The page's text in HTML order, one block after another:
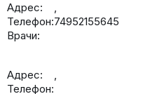
Адрес:
,
Телефон:74952155645
Врачи:
Адрес:
,
Телефон: